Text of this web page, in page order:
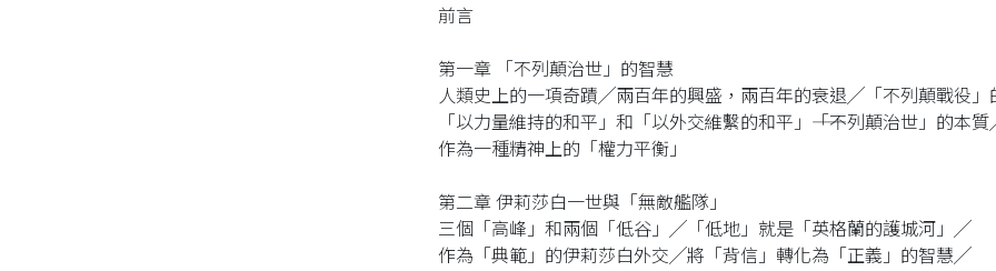
前言
第一章 「不列顛治世」的智慧
人類史上的一項奇蹟╱兩百年的興盛，兩百年的衰退╱「不列顛戰役
「以力量維持的和平」和「以外交維繫的和平」――「不列顛治世」的本
作為一種精神上的「權力平衡」
第二章 伊莉莎白一世與「無敵艦隊」
三個「高峰」和兩個「低谷」╱「低地」就是「英格蘭的護城河」╱
作為「典範」的伊莉莎白外交╱將「背信」轉化為「正義」的智慧╱